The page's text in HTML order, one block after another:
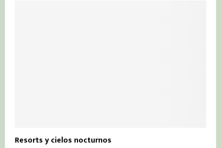
Resorts y cielos nocturnos